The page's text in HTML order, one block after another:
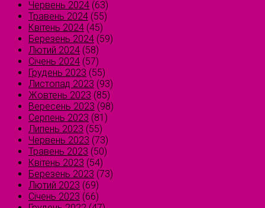
Червень 2024 (63)
Травень 2024 (55)
Квітень 2024 (45)
Березень 2024 (59)
Лютий 2024 (58)
Січень 2024 (57)
Грудень 2023 (55)
Листопад 2023 (93)
Жовтень 2023 (85)
Вересень 2023 (98)
Серпень 2023 (81)
Липень 2023 (55)
Червень 2023 (73)
Травень 2023 (50)
Квітень 2023 (54)
Березень 2023 (73)
Лютий 2023 (69)
Січень 2023 (66)